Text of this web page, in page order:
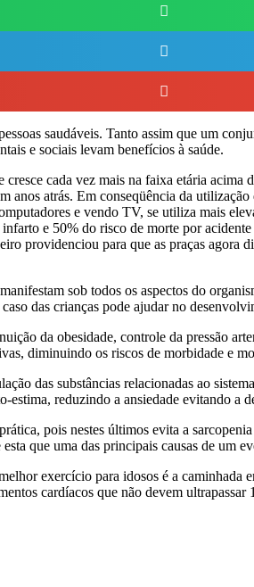
saudáveis. Tanto assim que um
e sociais levam benefícios à saúde.
cada vez mais na faixa etária
atrás. Em conseqüência da
e vendo TV, se utiliza mais
e 50% do risco de morte por
providenciou para que as praças
sob todos os aspectos do
das crianças pode ajudar no
da obesidade, controle da pressão
diminuindo os riscos de morbidade e
das substâncias relacionadas ao
estima, reduzindo a ansiedade evitando a
pois nestes últimos evita a
que uma das principais causas de um
exercício para idosos é a
cardíacos que não devem